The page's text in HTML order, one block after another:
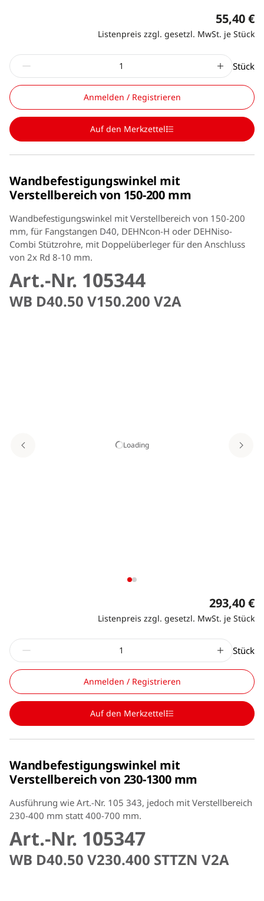
55,40 €
Listenpreis zzgl. gesetzl. MwSt. je Stück
Stück
Anmelden / Registrieren
Auf den Merkzettel
Wandbefestigungswinkel mit
Verstellbereich von 150-200 mm
Wandbefestigungswinkel mit Verstellbereich von 150-200
mm, für Fangstangen D40, DEHNcon-H oder DEHNiso-
Combi Stützrohre, mit Doppelüberleger für den Anschluss
von 2x Rd 8-10 mm.
Art.-Nr. 105344
WB D40.50 V150.200 V2A
Loading
293,40 €
Listenpreis zzgl. gesetzl. MwSt. je Stück
Stück
Anmelden / Registrieren
Auf den Merkzettel
Wandbefestigungswinkel mit
Verstellbereich von 230-1300 mm
Ausführung wie Art.-Nr. 105 343, jedoch mit Verstellbereich
230-400 mm statt 400-700 mm.
Art.-Nr. 105347
WB D40.50 V230.400 STTZN V2A